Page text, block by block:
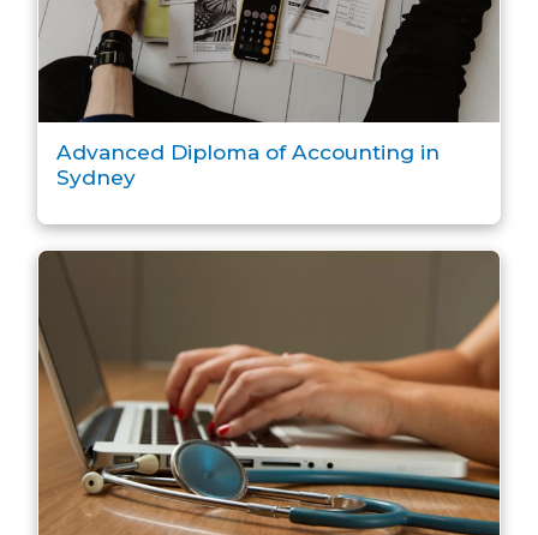
Advanced Diploma of Accounting in
Sydney